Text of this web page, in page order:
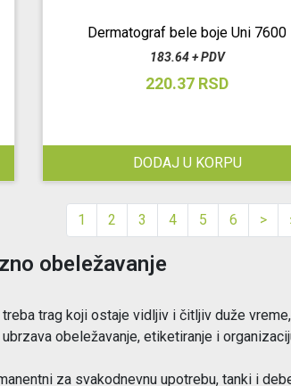
Dermatograf bele boje Uni 7600
183.64 + PDV
220.37 RSD
DODAJ U KORPU
1 2 3 4 5 6 >
obeležavanje
trag koji ostaje vidljiv i čitljiv duže
obeležavanje, etiketiranje i
za svakodnevnu upotrebu, tanki i